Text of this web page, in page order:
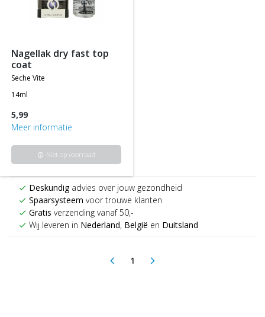
nagellak dry fast top
coat
seche vite
14ml
5,99
Meer informatie
info Niet op voorraad
check Deskundigadvies over jouw gezondheid
check Spaarsysteem voor trouwe klanten
check Gratis verzending vanaf 50,-
check Wij leveren in Nederland, België en Duitsland
arrow_back_ios 1(current)
arrow_forward_ios